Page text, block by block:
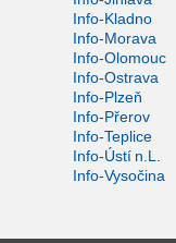
Info-Kladno
Info-Morava
Info-Olomouc
Info-Ostrava
Info-Plzeň
Info-Přerov
Info-Teplice
Info-Ústí n.L.
Info-Vysočina